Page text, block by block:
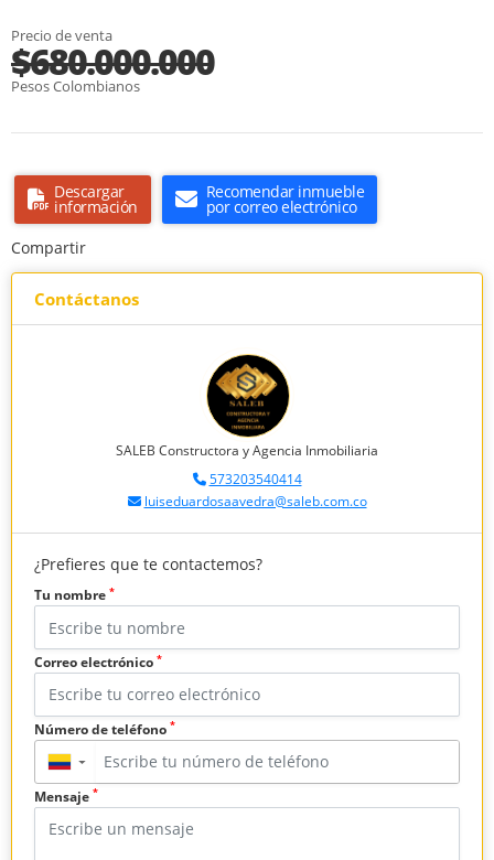
Precio de venta
$680.000.000
Pesos Colombianos
Descargar
información
Recomendar inmueble
por correo electrónico
Compartir
Contáctanos
SALEB Constructora y Agencia Inmobiliaria
573203540414
luiseduardosaavedra@saleb.com.co
¿Prefieres que te contactemos?
Tu nombre *
Correo electrónico *
Número de teléfono *
▼
Mensaje *